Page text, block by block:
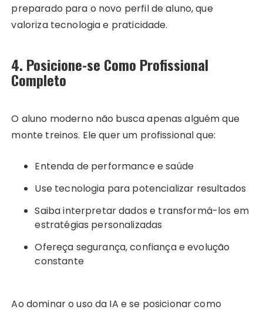
preparado para o novo perfil de aluno, que
valoriza tecnologia e praticidade.
4. Posicione-se Como Profissional
Completo
O aluno moderno não busca apenas alguém que
monte treinos. Ele quer um profissional que:
Entenda de performance e saúde
Use tecnologia para potencializar resultados
Saiba interpretar dados e transformá-los em
estratégias personalizadas
Ofereça segurança, confiança e evolução
constante
Ao dominar o uso da IA e se posicionar como